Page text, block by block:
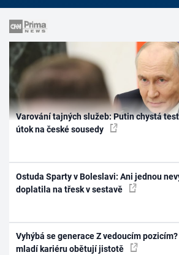
Varování tajných služeb: Putin chystá test
útok na české sousedy
Ostuda Sparty v Boleslavi: Ani jednou
doplatila na třesk v sestavě
Vyhýbá se generace Z vedoucím
mladí kariéru obětují jistotě